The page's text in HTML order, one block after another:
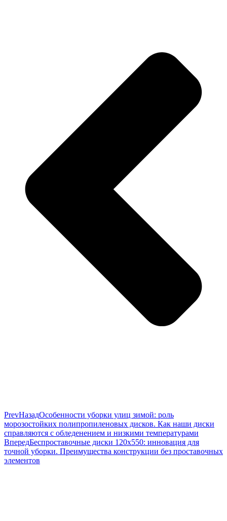
PrevНазадОсобенности уборки улиц зимой: роль
морозостойких полипропиленовых дисков. Как наши диски
справляются с обледенением и низкими температурами
ВпередБеспроставочные диски 120х550: инновация для
точной уборки. Преимущества конструкции без проставочных
элементов